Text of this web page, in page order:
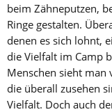
beim Zähneputzen,
Ringe gestalten.
denen es sich lohnt,
die Vielfalt im Camp
Menschen sieht man
die überall zusehen
Vielfalt. Doch auch